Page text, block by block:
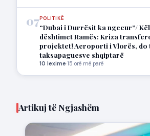
07POLITIKË
“Dubai i Durrësit ka ngecur”/
dështimet Ramës: Kriza
projektet! Aeroporti i Vlorës, do
taksapaguesve shqiptarë
10 lexime·15 orë më parë
Artikuj të Ngjashëm